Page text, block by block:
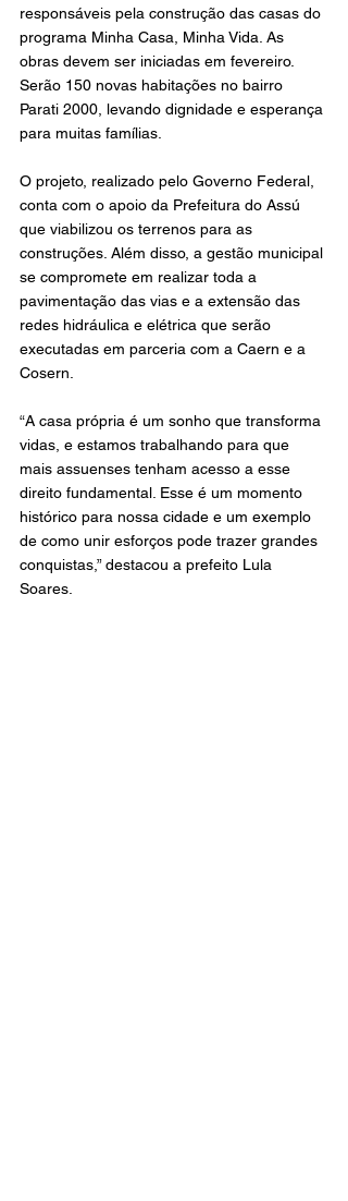
responsáveis pela construção das casas do
programa Minha Casa, Minha Vida. As
obras devem ser iniciadas em fevereiro.
Serão 150 novas habitações no bairro
Parati 2000, levando dignidade e esperança
para muitas famílias.
O projeto, realizado pelo Governo Federal,
conta com o apoio da Prefeitura do Assú
que viabilizou os terrenos para as
construções. Além disso, a gestão municipal
se compromete em realizar toda a
pavimentação das vias e a extensão das
redes hidráulica e elétrica que serão
executadas em parceria com a Caern e a
Cosern.
“A casa própria é um sonho que transforma
vidas, e estamos trabalhando para que
mais assuenses tenham acesso a esse
direito fundamental. Esse é um momento
histórico para nossa cidade e um exemplo
de como unir esforços pode trazer grandes
conquistas,” destacou a prefeito Lula
Soares.